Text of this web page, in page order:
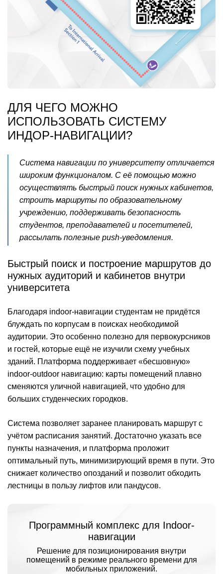
ДЛЯ ЧЕГО МОЖНО
ИСПОЛЬЗОВАТЬ СИСТЕМУ
ИНДОР-НАВИГАЦИИ?
Система навигации по университету отличается
широким функционалом. С её помощью можно
осуществлять быстрый поиск нужных кабинетов,
строить маршруты по образовательному
учреждению, поддерживать безопасность
студентов, преподавателей и посетителей,
рассылать полезные push-уведомления.
Быстрый поиск и построение маршрутов до
нужных аудиторий и кабинетов внутри
университета
Благодаря indoor-навигации студентам не придётся
блуждать по корпусам в поисках необходимой
аудитории. Это особенно полезно для первокурсников
и гостей, которые ещё не изучили схему учебных
зданий. Платформа поддерживает «бесшовную»
indoor-outdoor навигацию: карты помещений плавно
сменяются уличной навигацией, что удобно для
больших студенческих городков.
Система позволяет заранее планировать маршрут с
учётом расписания занятий. Достаточно указать все
пункты назначения, и платформа проложит
оптимальный путь, минимизирующий время в пути. Это
снижает количество опозданий и позволит обходить
лестницы в пользу лифтов или пандусов.
Программный комплекс для Indoor-
навигации
Решение для позиционирования внутри
помещений в режиме реального времени для
мобильных приложений.